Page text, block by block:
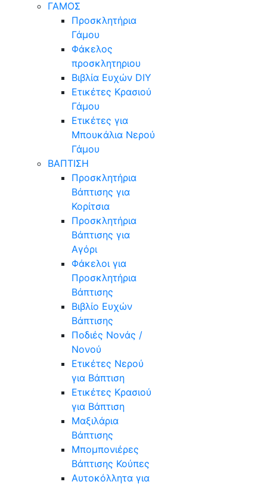
ΓΑΜΟΣ
Προσκλητήρια
Γάμου
Φάκελος
προσκλητηριου
Βιβλία Ευχών DIY
Ετικέτες Κρασιού
Γάμου
Ετικέτες για
Μπουκάλια Νερού
Γάμου
ΒΑΠΤΙΣΗ
Προσκλητήρια
Βάπτισης για
Κορίτσια
Προσκλητήρια
Βάπτισης για
Αγόρι
Φάκελοι για
Προσκλητήρια
Βάπτισης
Βιβλίο Ευχών
Βάπτισης
Ποδιές Νονάς /
Νονού
Ετικέτες Νερού
για Βάπτιση
Ετικέτες Κρασιού
για Βάπτιση
Μαξιλάρια
Βάπτισης
Μπομπονιέρες
Βάπτισης Κούπες
Αυτοκόλλητα για